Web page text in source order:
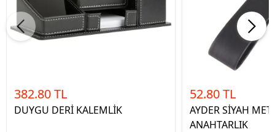
382.80 TL
DUYGU DERİ KALEMLİK
52.80 TL
AYDER SİYAH
ANAHTARLIK